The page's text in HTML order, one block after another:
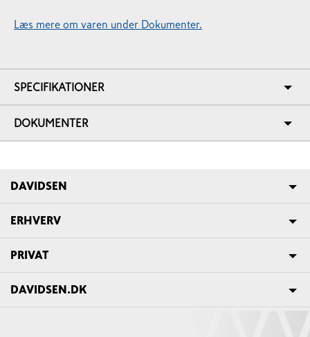
Læs mere om varen under Dokumenter.
SPECIFIKATIONER
DOKUMENTER
DAVIDSEN
ERHVERV
PRIVAT
DAVIDSEN.DK